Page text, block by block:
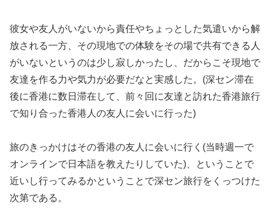
彼女や友人がいないから責任やちょっとした気遣いから解
放される一方、その現地での体験をその場で共有できる人
がいないというのは少し寂しかったし、だからこそ現地で
友達を作る力や気力が必要だなと実感した。(深セン滞在
後に香港に数日滞在して、前々回に友達と訪れた香港旅行
で知り合った香港人の友人に会いに行った)
旅のきっかけはその香港の友人に会いに行く(当時週一で
オンラインで日本語を教えたりしていた)、ということで
近いし行ってみるかということで深セン旅行をくっつけた
次第である。